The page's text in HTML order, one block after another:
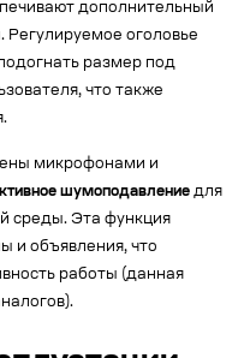
дополнительный
оголовье
размер под
что также
микрофонами и
шумоподавление для
среды. Эта функция
и объявления, что
работы (данная